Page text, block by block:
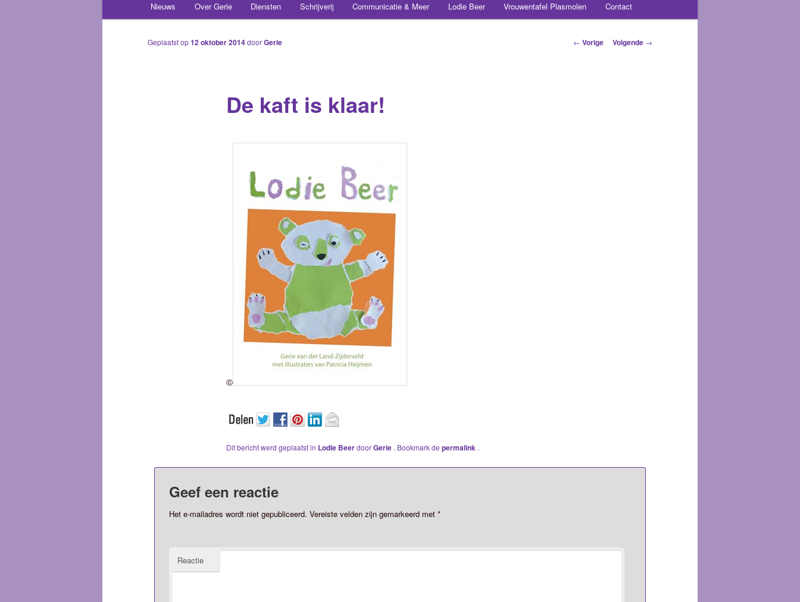
Spring
naar
Nieuws Over Gerie Diensten Schrijverij Communicatie & Meer Lodie Beer Vrouwentafel Plasmolen Contact
Berichtnavigatie
← Vorige Volgende →
De kaft is klaar!
Geplaatst op12 oktober 2014doorGerie
©
Dit bericht werd geplaatst in Lodie BeerdoorGerie . Bookmark de permalink .
Geef een reactie
Het e-mailadres wordt niet gepubliceerd. Vereiste velden zijn gemarkeerd met*
Reactie